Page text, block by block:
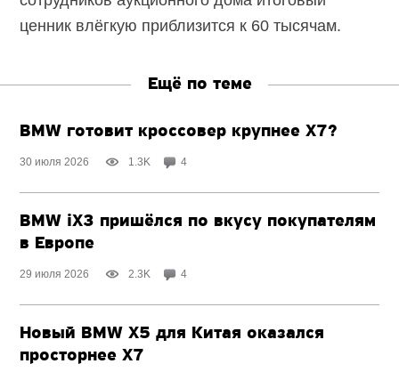
ценник влёгкую приблизится к 60 тысячам.
Ещё по теме
BMW готовит кроссовер крупнее X7?
30 июля 2026 1.3K 4
BMW iX3 пришёлся по вкусу покупателям
в Европе
29 июля 2026 2.3K 4
Новый BMW X5 для Китая оказался
просторнее X7